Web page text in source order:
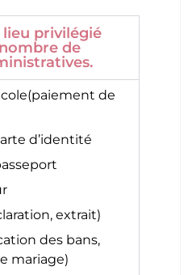
privilégié
de
de
d’identité
extrait)
des bans,
mariage)